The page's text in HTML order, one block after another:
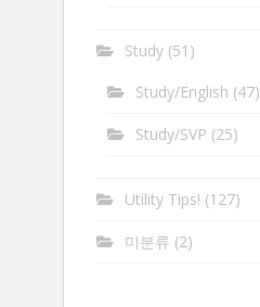
Study(51)
Study/English (47)
Study/SVP (25)
Utility Tips! (127)
미분류 (2)